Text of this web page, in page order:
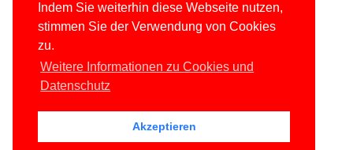
Indem Sie weiterhin diese Webseite nutzen,
stimmen Sie der Verwendung von Cookies
zu.
Weitere Informationen zu Cookies und
Datenschutz
Akzeptieren